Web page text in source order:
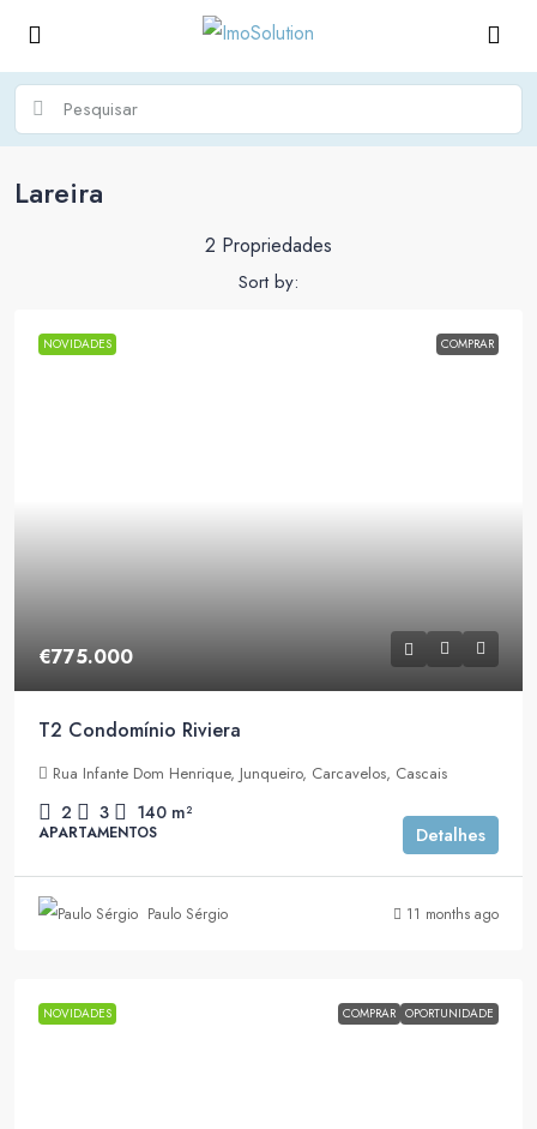
Lareira
2 Propriedades
Sort by:
NOVIDADES COMPRAR
€775.000
T2 Condomínio Riviera
Rua Infante Dom Henrique, Junqueiro, Carcavelos, Cascais
2 3 140 m²
APARTAMENTOS Detalhes
Paulo Sérgio 11 months ago
NOVIDADES COMPRAR OPORTUNIDADE